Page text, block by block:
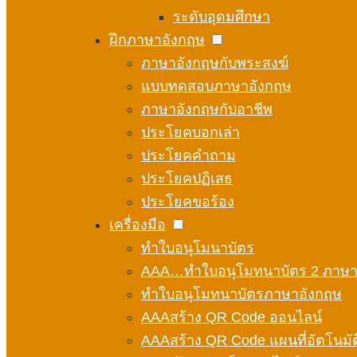
ระดับอุดมศึกษา
ฝึกภาษาอังกฤษ
ภาษาอังกฤษกับพระสงฆ์
แบบทดสอบภาษาอังกฤษ
ภาษาอังกฤษกับอาชีพ
ประโยคบอกเล่า
ประโยคคำถาม
ประโยคปฏิเสธ
ประโยคขอร้อง
เครื่องมือ
ทำใบอนุโมนาบัตร
AAA…ทำใบอนุโมทนาบัตร 2 ภาษา
ทำใบอนุโมทนาบัตรภาษาอังกฤษ
AAAสร้าง QR Code ออนไลน์
AAAสร้าง QR Code แผนที่อัตโนมั